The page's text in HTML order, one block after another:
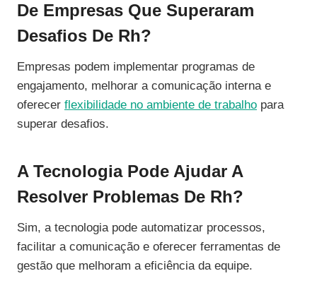
De Empresas Que Superaram
Desafios De Rh?
Empresas podem implementar programas de
engajamento, melhorar a comunicação interna e
oferecer flexibilidade no ambiente de trabalho para
superar desafios.
A Tecnologia Pode Ajudar A
Resolver Problemas De Rh?
Sim, a tecnologia pode automatizar processos,
facilitar a comunicação e oferecer ferramentas de
gestão que melhoram a eficiência da equipe.